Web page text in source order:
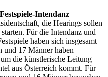
Intendanz
die Hearings sollen
Für die Intendanz und
haben sich insgesamt
und 17 Männer haben
die künstlerische Leitung
aus Österreich kommt. Für